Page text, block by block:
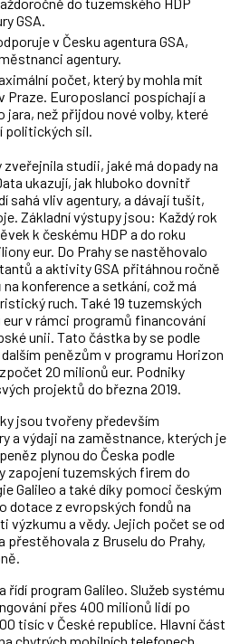
GSA.
v Česku agentura GSA,
agentury.
počet, který by mohla mít
Praze. Europoslanci pospíchají a
než přijdou nové volby, které
politických sil.
zveřejnila studii, jaké má dopady na
ukazují, jak hluboko dovnitř
sahá vliv agentury, a dávají tušit,
Základní výstupy jsou: Každý rok
k českému HDP a do roku
eur. Do Prahy se nastěhovalo
a aktivity GSA přitáhnou ročně
konference a setkání, což má
ruch. Také 19 tuzemských
v rámci programů financování
unii. Tato částka by se podle
penězům v programu Horizon
20 milionů eur. Podniky
projektů do března 2019.
jsou tvořeny především
a výdaji na zaměstnance, kterých je
plynou do Česka podle
zapojení tuzemských firem do
Galileo a také díky pomoci českým
dotace z evropských fondů na
výzkumu a vědy. Jejich počet se od
přestěhovala z Bruselu do Prahy,
řídí program Galileo. Služeb systému
přes 400 milionů lidí po
tisíc v České republice. Hlavní část